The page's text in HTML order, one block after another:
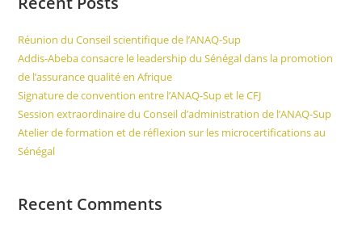
Réunion du Conseil scientifique de l’ANAQ-Sup
Addis-Abeba consacre le leadership du Sénégal dans la promotion
de l’assurance qualité en Afrique
Signature de convention entre l’ANAQ-Sup et le CFJ
Session extraordinaire du Conseil d’administration de l’ANAQ-Sup
Atelier de formation et de réflexion sur les microcertifications au
Sénégal
Recent Comments